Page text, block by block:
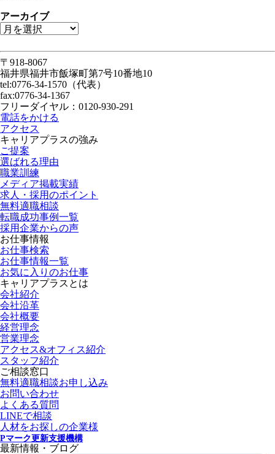
アーカイブ
〒918-8067
福井県福井市飯塚町第7号10番地10
tel:0776-34-1570（代表）
fax:0776-34-1367
フリーダイヤル：0120-930-291
電話をかける
アクセス
キャリアプラスの強み
ご提案
選ばれる理由
職業訓練
メディア掲載実績
求人・採用のポイント
無料適職相談
転職成功事例一覧
採用企業からの声
お仕事情報
お仕事検索
お仕事情報一覧
お気に入りのお仕事
キャリアプラスとは
会社紹介
会社沿革
会社概要
経営理念
営業理念
アクセス&オフィス紹介
スタッフ紹介
ご相談窓口
無料適職相談お申し込み
お問い合わせ
よくある質問
LINEで相談
人材をお探しの企業様
Pマーク更新支援機構
最新情報・ブログ